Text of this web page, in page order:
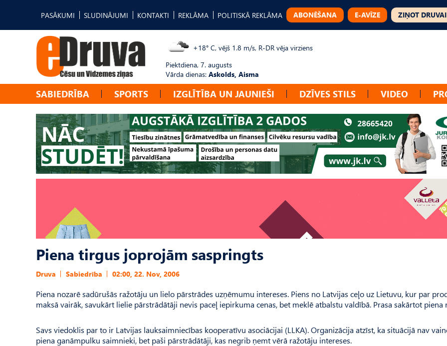
PASĀKUMI SLUDINĀJUMI KONTAKTI REKLĀMA POLITISKĀ REKLĀMA ABONĒŠANA E-AVĪZE ZIŅOT DRUVAI
+18° C, vējš 1.8 m/s, R-DR vēja virziens
Piektdiena, 7. augusts
Vārda dienas: Askolds, Aisma
SABIEDRĪBA SPORTS IZGLĪTĪBA UN JAUNIEŠI DZĪVES STILS VIDEO
Piena tirgus joprojām saspringts
Druva Sabiedrība 02:00, 22. Nov, 2006
Piena nozarē sadūrušās ražotāju un lielo pārstrādes uzņēmumu intereses. Piens no Latvijas ceļo uz Lietuvu, kur par
maksā vairāk, savukārt lielie pārstrādātāji nevis paceļ iepirkuma cenas, bet meklē atbalstu valdībā. Prasa sakārtot piena
Savs viedoklis par to ir Latvijas lauksaimniecības kooperatīvu asociācijai (LLKA). Organizācija atzīst, ka situācijā nav
piena ganāmpulku saimnieki, bet paši pārstrādātāji, kas negrib ņemt vērā ražotāju intereses.